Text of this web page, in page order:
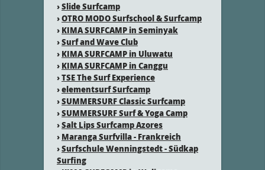
›Slide Surfcamp
›OTRO MODO Surfschool & Surfcamp
› KIMA SURFCAMP in Seminyak
›Surf and Wave Club
› KIMA SURFCAMP in Uluwatu
› KIMA SURFCAMP in Canggu
›TSE The Surf Experience
›elementsurf Surfcamp
›SUMMERSURF Classic Surfcamp
›SUMMERSURF Surf & Yoga Camp
›Salt Lips Surfcamp Azores
› Maranga Surfvilla - Frankreich
›Surfschule Wenningstedt - Südkap
Surfing